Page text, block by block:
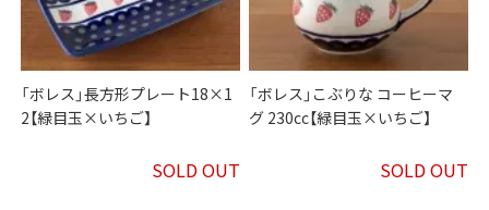
「ボレス」長方形プレート18×1
2【緑目玉×いちご】
SOLD OUT
「ボレス」こぶりな コーヒーマ
グ 230cc【緑目玉×いちご】
SOLD OUT